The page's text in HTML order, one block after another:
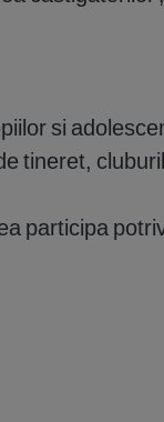
si
tineret,
participa